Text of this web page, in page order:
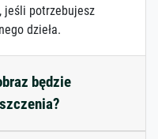
jeśli potrzebujesz
dzieła.
będzie